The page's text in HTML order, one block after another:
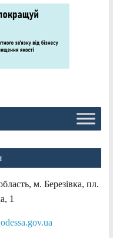
м. Березівка, пл.
1